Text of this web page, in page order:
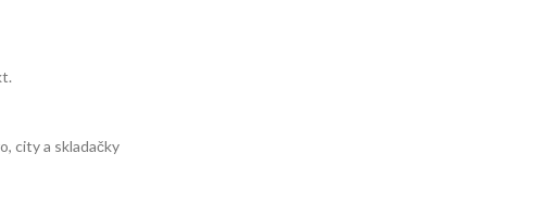
city a skladačky